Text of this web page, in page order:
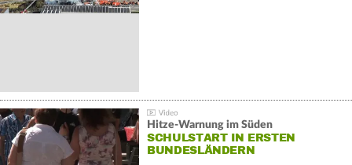
Hitze-Warnung im Süden
SCHULSTART IN ERSTEN
BUNDESLÄNDERN